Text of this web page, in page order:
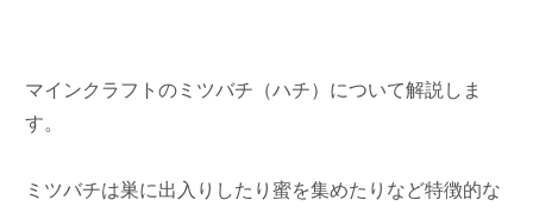
マインクラフトのミツバチ（ハチ）について解説しま
す。
ミツバチは巣に出入りしたり蜜を集めたりなど特徴的な